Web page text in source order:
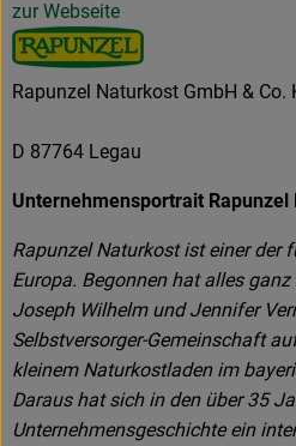
zur Webseite
Rapunzel Naturkost GmbH & Co.
D 87764 Legau
Unternehmensportrait Rapunzel
Rapunzel Naturkost ist einer der
Europa. Begonnen hat alles
Joseph Wilhelm und Jennifer
Selbstversorger-Gemeinschaft
kleinem Naturkostladen im
Daraus hat sich in den über 35
Unternehmensgeschichte ein